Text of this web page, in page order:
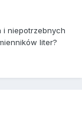
i niepotrzebnych
liter?